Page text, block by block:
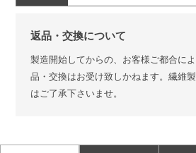
返品・交換について
製造開始してからの、お客様ご都合に
品・交換はお受け致しかねます。繊維
はご了承下さいませ。